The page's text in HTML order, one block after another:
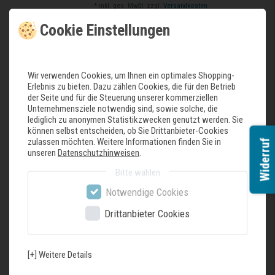
* inkl. ges. MwSt. zzgl.Versandkosten
839,00 € *
In den Warenkorb
*inkl. ges. MwSt.zzgl.Versandkosten
cm, Gebürsteter Stahl SN55ES12CE
979,00 € *
In den Warenkorb
Cookie Einstellungen
Wir verwenden Cookies, um Ihnen ein optimales Shopping-
Erlebnis zu bieten. Dazu zählen Cookies, die für den Betrieb
der Seite und für die Steuerung unserer kommerziellen
Unternehmensziele notwendig sind, sowie solche, die
lediglich zu anonymen Statistikzwecken genutzt werden. Sie
können selbst entscheiden, ob Sie Drittanbieter-Cookies
zulassen möchten. Weitere Informationen finden Sie in
unseren Datenschutzhinweisen
Bitte wählen
Notwendige Cookies
Drittanbieter Cookies
[+] Weitere Details
Widerruf